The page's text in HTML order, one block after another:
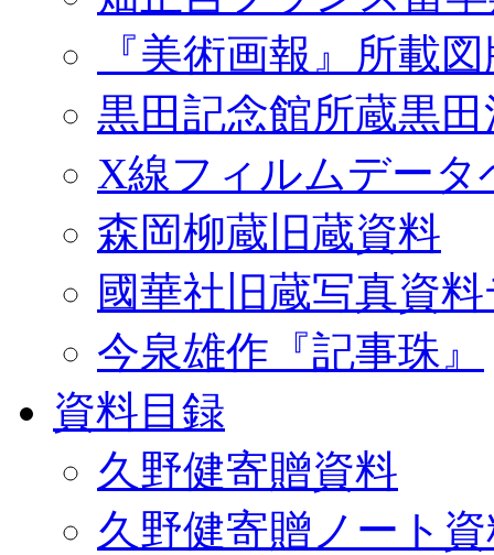
『美術画報』所載
黒田記念館所蔵黒
X線フィルムデータ
森岡柳蔵旧蔵資料
國華社旧蔵写真資
今泉雄作『記事珠』
資料目録
久野健寄贈資料
久野健寄贈ノート